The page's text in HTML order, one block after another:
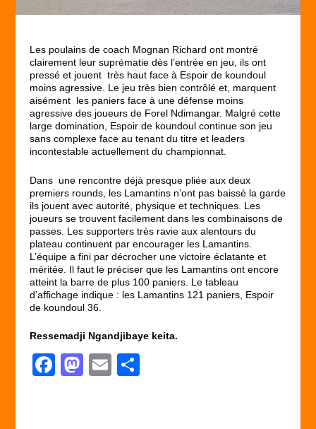
Les poulains de coach Mognan Richard ont montré
clairement leur suprématie dès l’entrée en jeu, ils ont
pressé et jouent très haut face à Espoir de koundoul
moins agressive. Le jeu très bien contrôlé et, marquent
aisément les paniers face à une défense moins
agressive des joueurs de Forel Ndimangar. Malgré cette
large domination, Espoir de koundoul continue son jeu
sans complexe face au tenant du titre et leaders
incontestable actuellement du championnat.
Dans une rencontre déjà presque pliée aux deux
premiers rounds, les Lamantins n’ont pas baissé la garde
ils jouent avec autorité, physique et techniques. Les
joueurs se trouvent facilement dans les combinaisons de
passes. Les supporters très ravie aux alentours du
plateau continuent par encourager les Lamantins.
L’équipe a fini par décrocher une victoire éclatante et
méritée. Il faut le préciser que les Lamantins ont encore
atteint la barre de plus 100 paniers. Le tableau
d’affichage indique : les Lamantins 121 paniers, Espoir
de koundoul 36.
Ressemadji Ngandjibaye keita.
F
M
E